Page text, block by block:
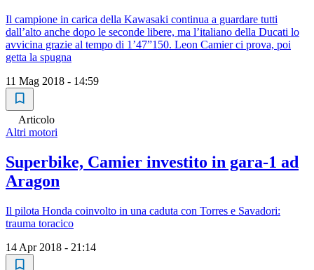
Il campione in carica della Kawasaki continua a guardare tutti
dall’alto anche dopo le seconde libere, ma l’italiano della Ducati lo
avvicina grazie al tempo di 1’47”150. Leon Camier ci prova, poi
getta la spugna
11 Mag 2018 - 14:59
Articolo
Altri motori
Superbike, Camier investito in gara-1 ad
Aragon
Il pilota Honda coinvolto in una caduta con Torres e Savadori:
trauma toracico
14 Apr 2018 - 21:14